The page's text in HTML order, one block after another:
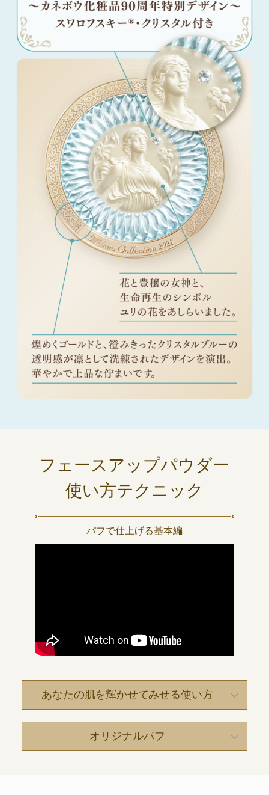
フェースアップパウダー
使い方テクニック
パフで仕上げる基本編
あなたの肌を輝かせてみせる使い方
オリジナルパフ